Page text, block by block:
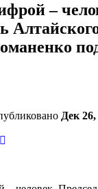
–
Дек 26,